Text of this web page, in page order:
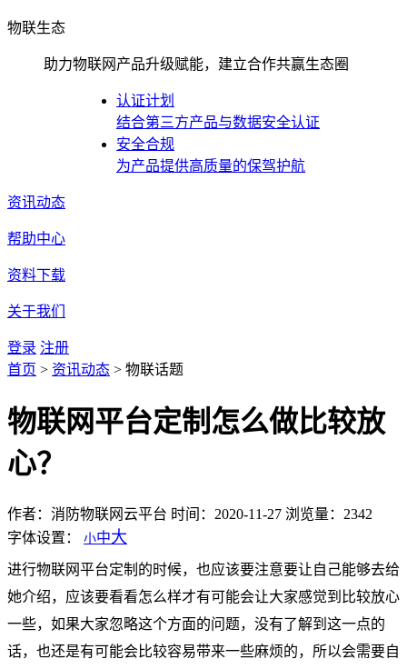
物联生态
助力物联网产品升级赋能，建立合作共赢生态圈
认证计划
结合第三方产品与数据安全认证
安全合规
为产品提供高质量的保驾护航
资讯动态
帮助中心
资料下载
关于我们
登录 注册
首页 > 资讯动态 > 物联话题
物联网平台定制怎么做比较放
心？
作者：消防物联网云平台 时间：2020-11-27 浏览量：2342
字体设置： 小中大
进行物联网平台定制的时候，也应该要注意要让自己能够去给
她介绍，应该要看看怎么样才有可能会让大家感觉到比较放心
一些，如果大家忽略这个方面的问题，没有了解到这一点的
话，也还是有可能会比较容易带来一些麻烦的，所以会需要自